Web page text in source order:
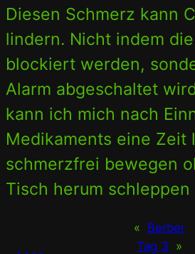
Diesen Schmerz kann
lindern. Nicht indem
blockiert werden,
Alarm abgeschaltet
kann ich mich nach
Medikaments eine Zeit
schmerzfrei bewegen
Tisch herum schleppen
« Berber
Tag 3 »